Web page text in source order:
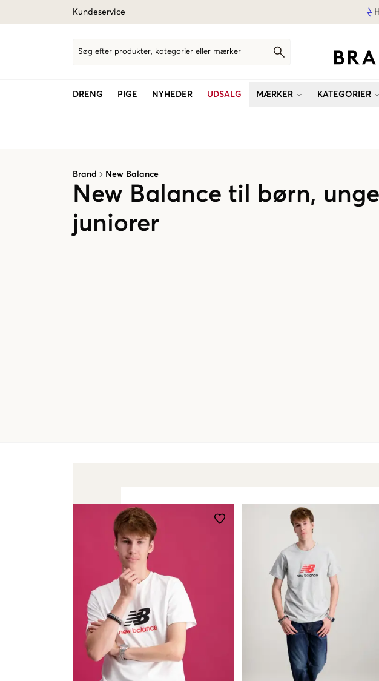
Kundeservice
Søg efter produkter, kategorier eller mærker
DRENG PIGE NYHEDER UDSALG MÆRKER KATEGORIER
Brand New Balance
New Balance til børn,
juniorer